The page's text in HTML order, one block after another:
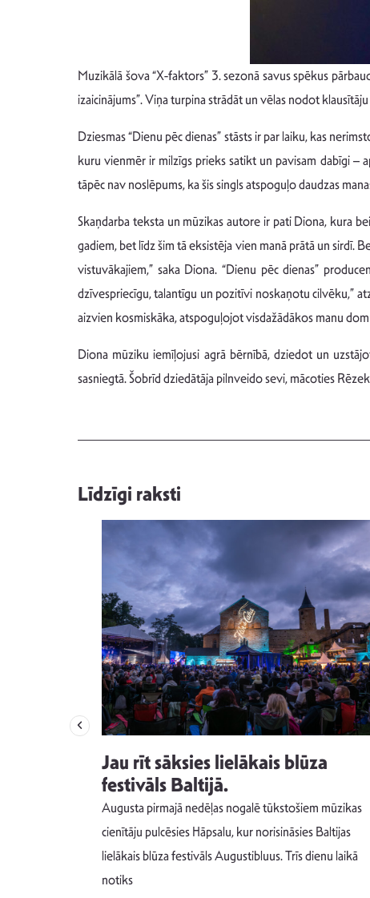
Muzikālā šova “X-faktors” 3. sezonā savus spēkus
izaicinājums”. Viņa turpina strādāt un vēlas nodot
Dziesmas “Dienu pēc dienas” stāsts ir par laiku, kas
kuru vienmēr ir milzīgs prieks satikt un pavisam dabīgi –
tāpēc nav noslēpums, ka šis singls atspoguļo daudzas
Skaņdarba teksta un mūzikas autore ir pati Diona, kura
gadiem, bet līdz šim tā eksistēja vien manā prātā un sirdī.
vistuvākajiem,” saka Diona. “Dienu pēc dienas”
dzīvespriecīgu, talantīgu un pozitīvi noskaņotu cilvēku,”
aizvien kosmiskāka, atspoguļojot visdažādākos manu
Diona mūziku iemīļojusi agrā bērnībā, dziedot un
sasniegtā. Šobrīd dziedātāja pilnveido sevi, mācoties
Līdzīgi raksti
Jau rīt sāksies lielākais blūza
festivāls Baltijā.
Augusta pirmajā nedēļas nogalē tūkstošiem mūzikas
cienītāju pulcēsies Hāpsalu, kur norisināsies Baltijas
lielākais blūza festivāls Augustibluus. Trīs dienu laikā
notiks